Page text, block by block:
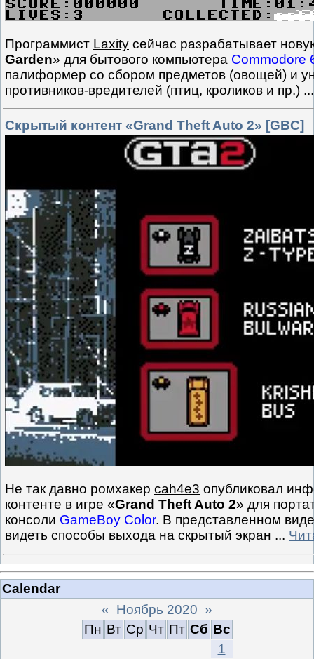
Программист Laxity сейчас разрабатывает
Garden» для бытового компьютера Commodore
палиформер со сбором предметов (овощей) и
противников-вредителей (птиц, кроликов и пр.)
Скрытый контент «Grand Theft Auto 2» [GBC]
Не так давно ромхакер cah4e3 опубликовал
контенте в игре «Grand Theft Auto 2» для
консоли GameBoy Color. В представленном
видеть способы выхода на скрытый экран ...
Calendar
« Ноябрь 2020 »
Пн Вт Ср Чт Пт Сб Вс
1